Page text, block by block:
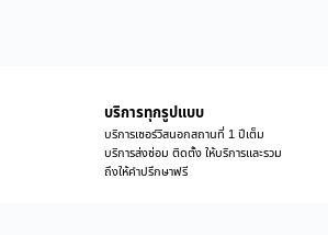
บริการทุกรูปแบบ
บริการเซอร์วิสนอกสถานที่ 1 ปีเต็ม
บริการส่งซ่อม ติดตั้ง ให้บริการและรวม
ถึงให้คำปรึกษาฟรี